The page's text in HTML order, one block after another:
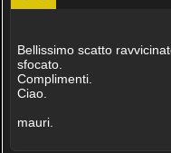
Bellissimo scatto
sfocato.
Complimenti.
Ciao.
mauri.